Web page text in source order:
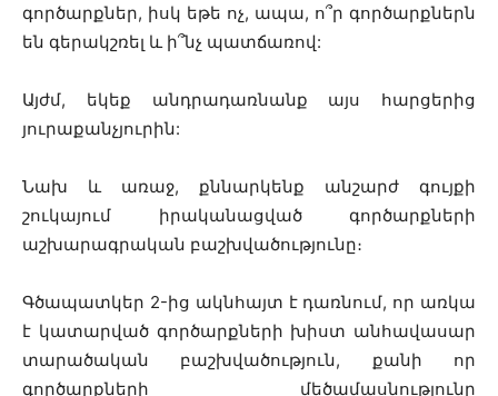
գործարքներ, իսկ եթե ոչ, ապա, ո՞ր գործարքներն
են գերակշռել և ի՞նչ պատճառով:
Այժմ, եկեք անդրադառնանք այս հարցերից
յուրաքանչյուրին:
Նախ և առաջ, քննարկենք անշարժ գույքի
շուկայում իրականացված գործարքների
աշխարագրական բաշխվածությունը։
Գծապատկեր 2-ից ակնհայտ է դառնում, որ առկա
է կատարված գործարքների խիստ անհավասար
տարածական բաշխվածություն, քանի որ
գործարքների մեծամասնությունը